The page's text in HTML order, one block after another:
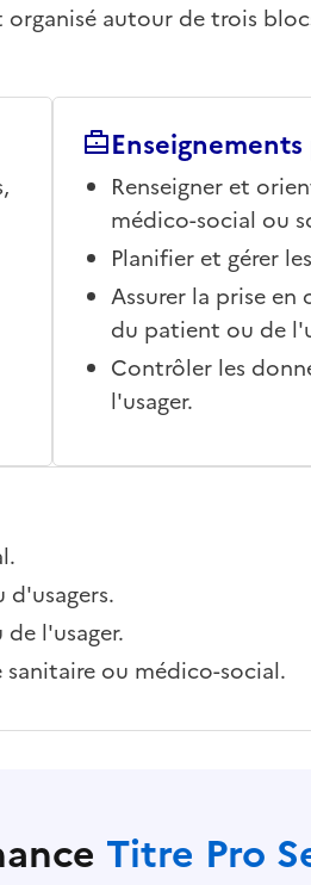
autour de trois
Renseigner et
médico-social ou
Planifier et gérer
Assurer la prise
du patient ou de
Contrôler les
l'usager.
d'usagers.
l'usager.
sanitaire ou médico-social.
Titre Pro